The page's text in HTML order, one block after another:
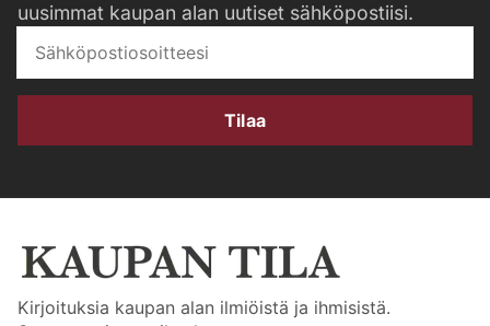
uusimmat kaupan alan uutiset sähköpostiisi.
Tilaa
Kirjoituksia kaupan alan ilmiöistä ja ihmisistä.